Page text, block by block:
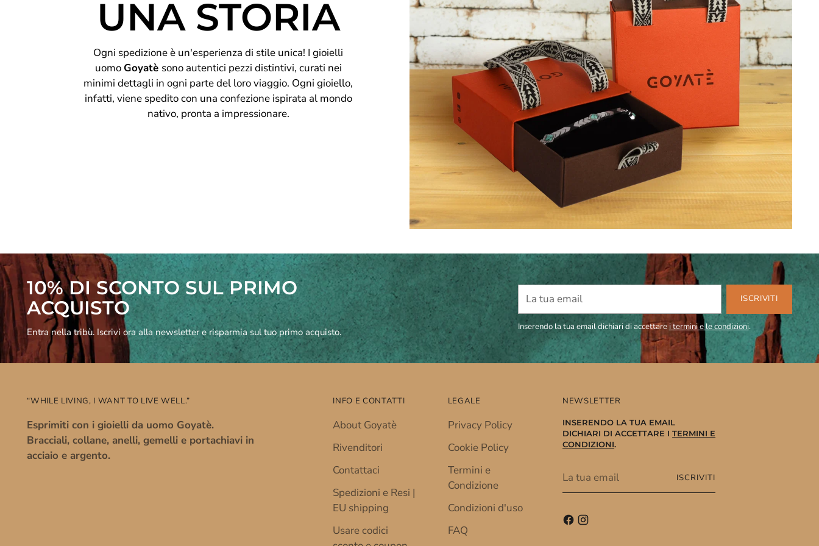
UNA STORIA
Ogni spedizione è un'esperienza di stile unica! I gioielli
uomo Goyatè sono autentici pezzi distintivi, curati nei
minimi dettagli in ogni parte del loro viaggio. Ogni gioiello,
infatti, viene spedito con una confezione ispirata al mondo
nativo, pronta a impressionare.
10% DI SCONTO SUL PRIMO
ACQUISTO
Entra nella tribù. Iscrivi ora alla newsletter e risparmia sul tuo primo acquisto.
La
tua
email
ISCRIVITI
Inserendo la tua email dichiari di accettarei termini e le condizioni.
“WHILE LIVING, I WANT TO LIVE WELL.”
Esprimiti con i gioielli da uomo Goyatè.
Bracciali, collane, anelli, gemelli e portachiavi in
acciaio e argento.
INFO E CONTATTI
About Goyatè
Rivenditori
Contattaci
Spedizioni e Resi |
EU shipping
Usare codici
LEGALE
Privacy Policy
Cookie Policy
Termini e
Condizione
Condizioni d'uso
FAQ
NEWSLETTER
INSERENDO LA TUA EMAIL
DICHIARI DI ACCETTARE ITERMINI E
CONDIZIONI.
tua
ISCRIVITI